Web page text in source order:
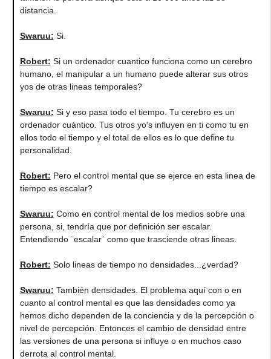
distancia.
Swaruu: Si.
Robert: Si un ordenador cuantico funciona como un cerebro
humano, el manipular a un humano puede alterar sus otros
yos de otras lineas temporales?
Swaruu: Si y eso pasa todo el tiempo. Tu cerebro es un
ordenador cuántico. Tus otros yo's influyen en ti como tu en
ellos todo el tiempo y el total de ellos es lo que define tu
personalidad.
Robert: Pero el control mental que se ejerce en esta linea de
tiempo es escalar?
Swaruu: Como en control mental de los medios sobre una
persona, si, tendría que por definición ser escalar.
Entendiendo ¨escalar¨ como que trasciende otras lineas.
Robert: Solo lineas de tiempo no densidades...¿verdad?
Swaruu: También densidades. El problema aquí con o en
cuanto al control mental es que las densidades como ya
hemos dicho dependen de la conciencia y de la percepción o
nivel de percepción. Entonces el cambio de densidad entre
las versiones de una persona si influye o en muchos caso
derrota al control mental.